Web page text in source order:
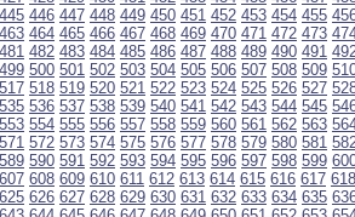
445 446 447 448 449 450 451 452 453 454 455
463 464 465 466 467 468 469 470 471 472 473
481 482 483 484 485 486 487 488 489 490 491
499 500 501 502 503 504 505 506 507 508 509
517 518 519 520 521 522 523 524 525 526 527
535 536 537 538 539 540 541 542 543 544 545
553 554 555 556 557 558 559 560 561 562 563
571 572 573 574 575 576 577 578 579 580 581
589 590 591 592 593 594 595 596 597 598 599
607 608 609 610 611 612 613 614 615 616 617 618
625 626 627 628 629 630 631 632 633 634 635